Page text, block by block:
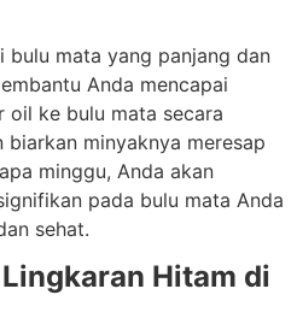
bulu mata yang panjang dan
Anda mencapai
oil ke bulu mata secara
minyaknya meresap
minggu, Anda akan
pada bulu mata Anda
sehat.
Hitam di